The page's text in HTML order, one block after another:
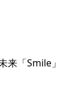
来「Smile」